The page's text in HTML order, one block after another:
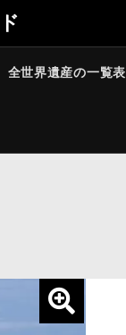
全世界遺産の一覧表